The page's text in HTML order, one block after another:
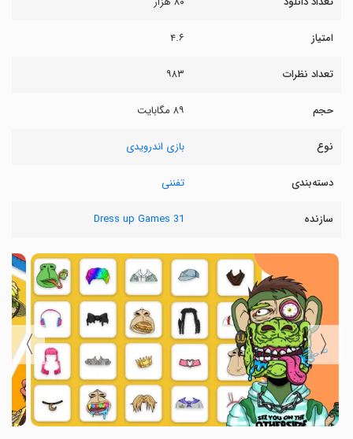
امتیاز ۴.۶
تعداد نظرات ۹۸۳
حجم ۸۹ مگابایت
نوع بازی اندرویدی
دسته‌بندی تفننی
سازنده 31 Dress up Games
〈
〉